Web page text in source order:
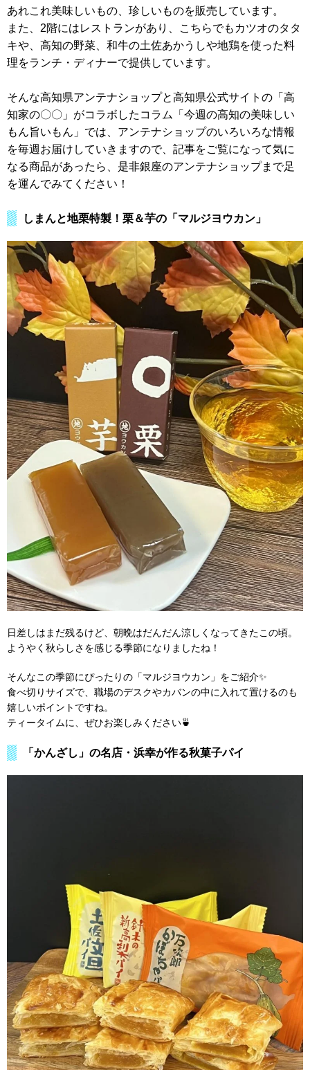
あれこれ美味しいもの、珍しいものを販売しています。
また、2階にはレストランがあり、こちらでもカツオのタタ
キや、高知の野菜、和牛の土佐あかうしや地鶏を使った料
理をランチ・ディナーで提供しています。
そんな高知県アンテナショップと高知県公式サイトの「高
知家の〇〇」がコラボしたコラム「今週の高知の美味しい
もん旨いもん」では、アンテナショップのいろいろな情報
を毎週お届けしていきますので、記事をご覧になって気に
なる商品があったら、是非銀座のアンテナショップまで足
を運んでみてください！
しまんと地栗特製！栗＆芋の「マルジヨウカン」
日差しはまだ残るけど、朝晩はだんだん涼しくなってきたこの頃。
ようやく秋らしさを感じる季節になりましたね！
そんなこの季節にぴったりの「マルジヨウカン」をご紹介✨
食べ切りサイズで、職場のデスクやカバンの中に入れて置けるのも
嬉しいポイントですね。
ティータイムに、ぜひお楽しみください🍵
「かんざし」の名店・浜幸が作る秋菓子パイ